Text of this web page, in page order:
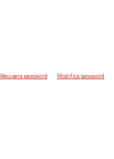
Recupera password Modifica password